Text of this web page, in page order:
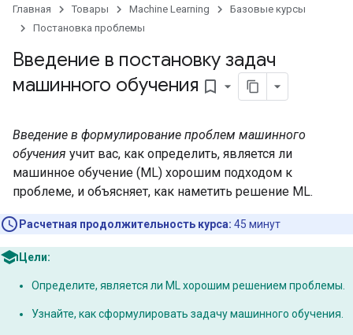
Главная Товары Machine Learning
Базовые курсы
Постановка проблемы
Введение в постановку задач
машинного обучения bookmark_border
Введение в формулирование проблем машинного
обучения учит вас, как определить, является ли
машинное обучение (ML) хорошим подходом к
проблеме, и объясняет, как наметить решение ML.
Расчетная продолжительность курса: 45 минут
Цели:
Определите, является ли ML хорошим решением проблемы.
Узнайте, как сформулировать задачу машинного обучения.